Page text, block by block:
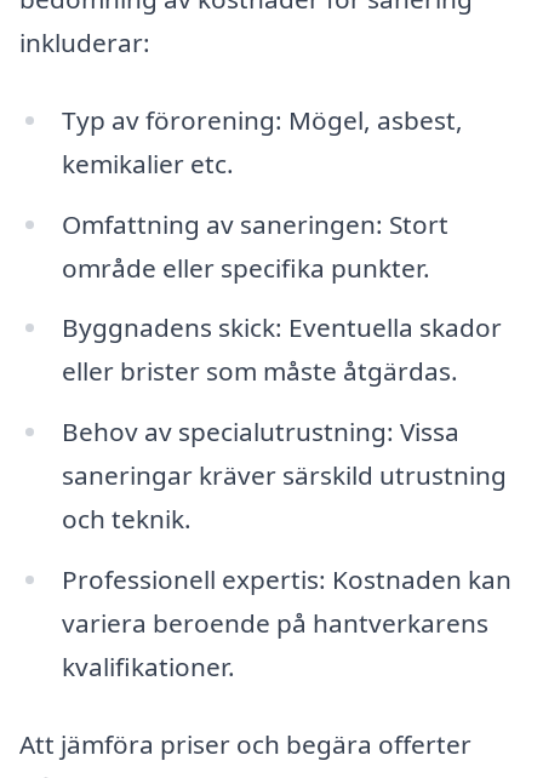
inkluderar:
Typ av förorening: Mögel, asbest,
kemikalier etc.
Omfattning av saneringen: Stort
område eller specifika punkter.
Byggnadens skick: Eventuella skador
eller brister som måste åtgärdas.
Behov av specialutrustning: Vissa
saneringar kräver särskild utrustning
och teknik.
Professionell expertis: Kostnaden kan
variera beroende på hantverkarens
kvalifikationer.
Att jämföra priser och begära offerter